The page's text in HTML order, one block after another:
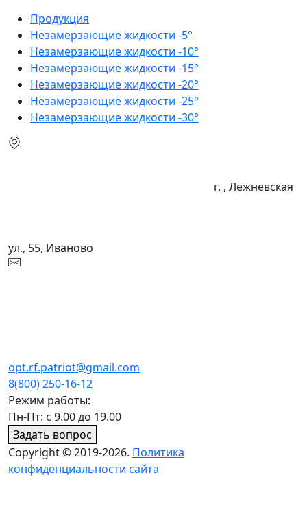
Продукция
Незамерзающие жидкости -5°
Незамерзающие жидкости -10°
Незамерзающие жидкости -15°
Незамерзающие жидкости -20°
Незамерзающие жидкости -25°
Незамерзающие жидкости -30°
г. , Лежневская
ул., 55, Иваново
opt.rf.patriot@gmail.com
8(800) 250-16-12
Режим работы:
Пн-Пт: с 9.00 до 19.00
Задать вопрос
Copyright © 2019-2026. Политика
конфиденциальности сайта